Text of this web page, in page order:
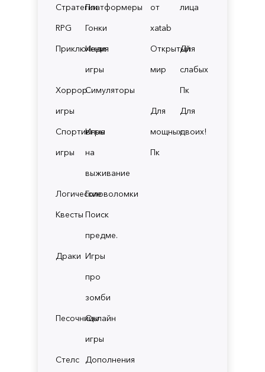
СтратегииПлатформеры
RPG
Гонки
Приключения
Инди
игры
Хоррор
игры
Симуляторы
Спортивные
игры
Игры
на
выживание
ЛогическиеГоловоломки
Квесты Поиск
предме.
Драки Игры
про
зомби
ПесочницыОнлайн
игры
Стелс
Дополнения
от
xatab
лица
Открытый
мир
Для
слабых
Пк
Для
мощных
Пк
Для
двоих!